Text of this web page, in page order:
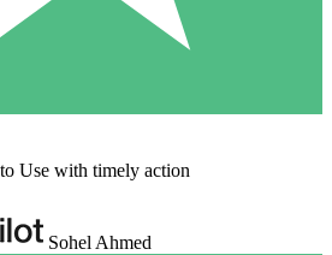
Use with timely action
Sohel Ahmed